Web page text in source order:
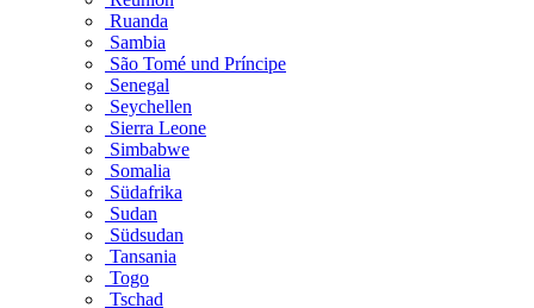
Ruanda
Sambia
São Tomé und Príncipe
Senegal
Seychellen
Sierra Leone
Simbabwe
Somalia
Südafrika
Sudan
Südsudan
Tansania
Togo
Tschad